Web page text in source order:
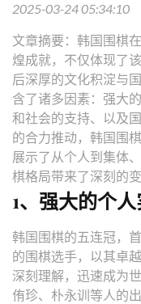
2025-03-24 05:34:10
文章摘要：韩国围棋
煌成就，不仅体现了
后深厚的文化积淀与
含了诸多因素：强大
和社会的支持、以及
的合力推动，韩国围
展示了从个人到集体
棋格局带来了深刻的变
1、强大的个
韩国围棋的五连冠，
的围棋选手，以其卓
深刻理解，迅速成为
侑珍、朴永训等人的